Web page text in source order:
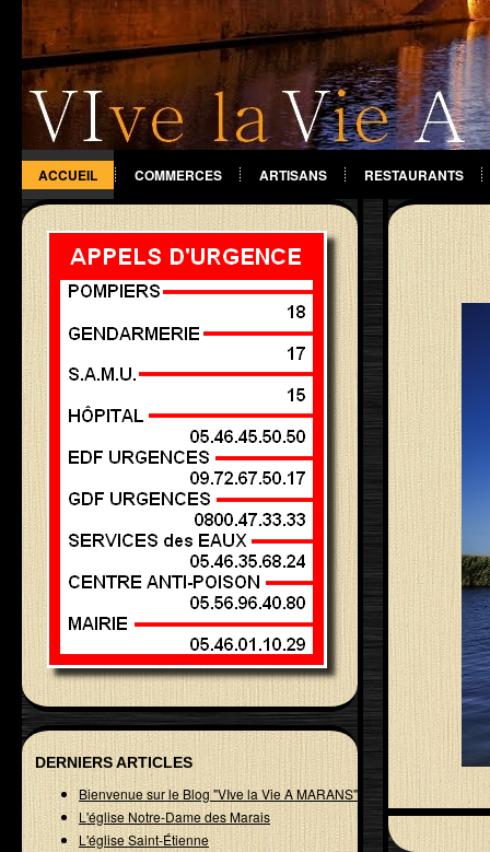
ACCUEIL COMMERCES ARTISANS RESTAURANTS
DIVERS
DERNIERS ARTICLES
Bienvenue sur le Blog "VIve la Vie A MARANS"
L'église Notre-Dame des Marais
L'église Saint-Étienne